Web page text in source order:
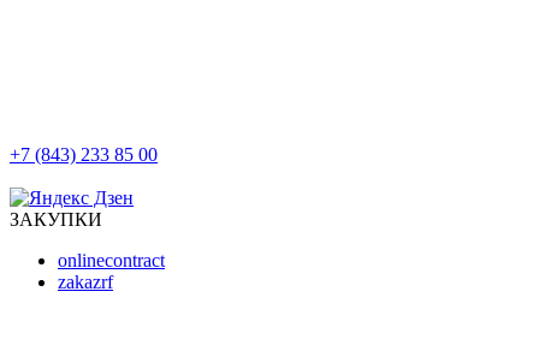
+7 (843) 233 85 00
ЗАКУПКИ
onlinecontract
zakazrf